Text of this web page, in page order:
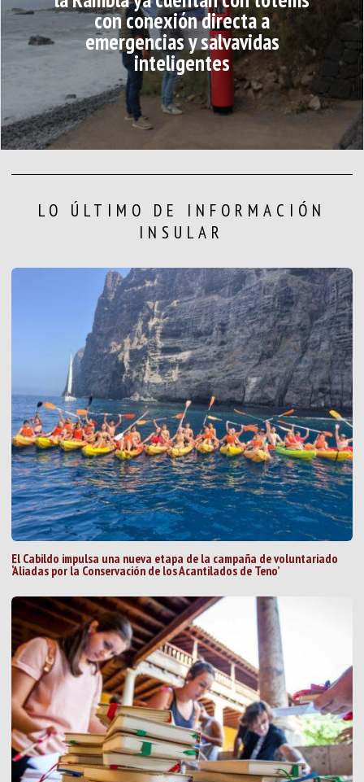
con conexión directa a
emergencias y salvavidas
inteligentes
LO ÚLTIMO DE INFORMACIÓN
INSULAR
El Cabildo impulsa una nueva etapa de la campaña de voluntariado
‘Aliadas por la Conservación de los Acantilados de Teno’